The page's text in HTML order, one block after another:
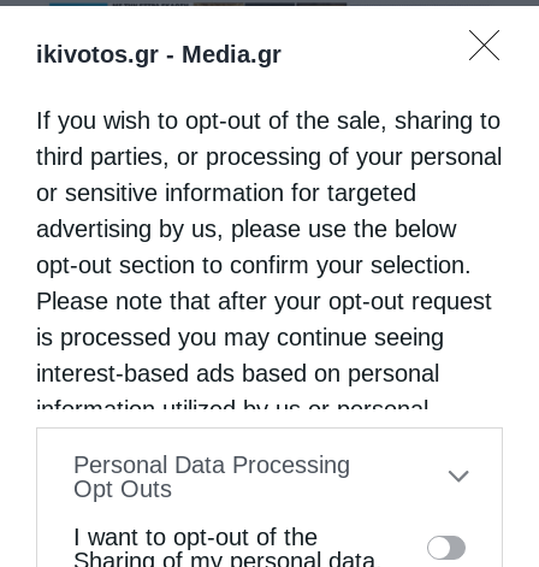
ikivotos.gr - Media.gr
If you wish to opt-out of the sale, sharing to
third parties, or processing of your personal
or sensitive information for targeted
advertising by us, please use the below
opt-out section to confirm your selection.
Please note that after your opt-out request
is processed you may continue seeing
interest-based ads based on personal
information utilized by us or personal
to your opt-out. You may separately opt-out
information by third parties on the IAB’s list
Personal Data Processing
Opt Outs
I want to opt-out of the
Sharing of my personal data.